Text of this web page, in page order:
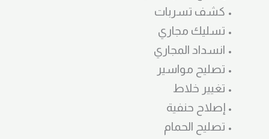
• كشف تسربات
• تسليك مجاري
• انسداد المجاري
• تصليح مواسير
• تغيير خلاط
• إصلاح حنفية
• تصليح الحمام